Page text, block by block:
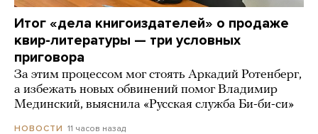
Итог «дела книгоиздателей» о продаже
квир-литературы — три условных
приговора
За этим процессом мог стоять Аркадий Ротенберг,
а избежать новых обвинений помог Владимир
Мединский, выяснила «Русская служба Би-би-си»
НОВОСТИ 11 часов назад